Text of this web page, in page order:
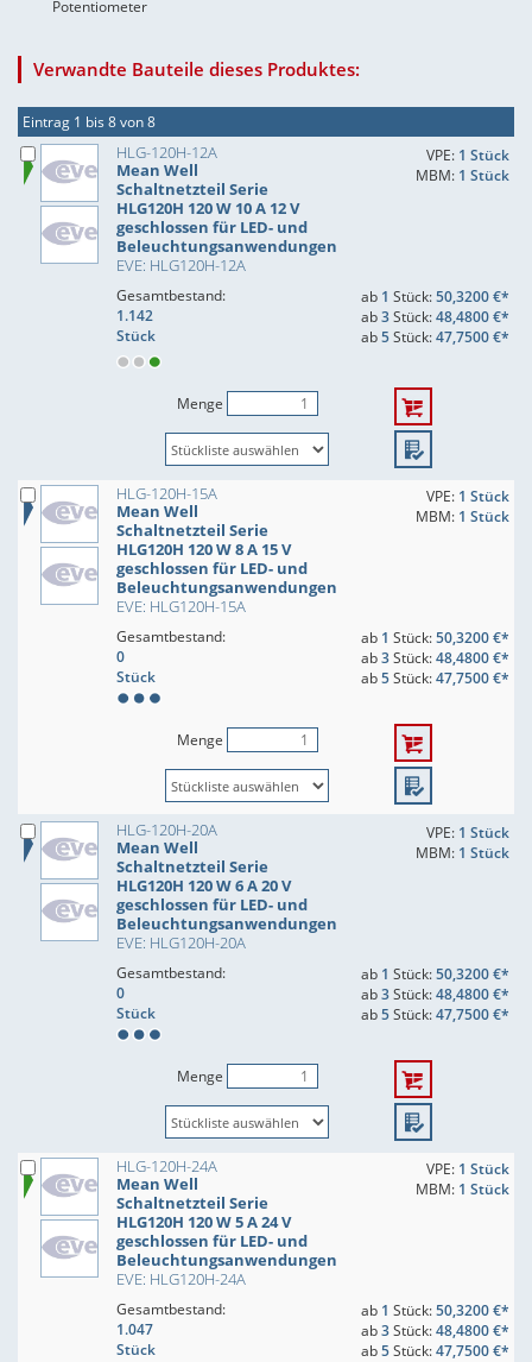
Potentiometer
Verwandte Bauteile dieses Produktes:
Eintrag 1 bis 8 von 8
HLG-120H-12A
Mean Well
Schaltnetzteil Serie
HLG120H 120 W 10 A 12 V
geschlossen für LED- und
Beleuchtungsanwendungen
EVE: HLG120H-12A
VPE: 1 Stück
MBM: 1 Stück
Gesamtbestand:
1.142
Stück
ab 1 Stück:50,3200 €*
ab3Stück:48,4800 €*
ab5Stück:47,7500 €*
Menge
HLG-120H-15A
Mean Well
Schaltnetzteil Serie
HLG120H 120 W 8 A 15 V
geschlossen für LED- und
Beleuchtungsanwendungen
EVE: HLG120H-15A
VPE: 1 Stück
MBM: 1 Stück
Gesamtbestand:
0
Stück
ab 1 Stück:50,3200 €*
ab3Stück:48,4800 €*
ab5Stück:47,7500 €*
Menge
HLG-120H-20A
Mean Well
Schaltnetzteil Serie
HLG120H 120 W 6 A 20 V
geschlossen für LED- und
Beleuchtungsanwendungen
EVE: HLG120H-20A
VPE: 1 Stück
MBM: 1 Stück
Gesamtbestand:
0
Stück
ab 1 Stück:50,3200 €*
ab3Stück:48,4800 €*
ab5Stück:47,7500 €*
Menge
HLG-120H-24A
Mean Well
Schaltnetzteil Serie
HLG120H 120 W 5 A 24 V
geschlossen für LED- und
Beleuchtungsanwendungen
EVE: HLG120H-24A
VPE: 1 Stück
MBM: 1 Stück
Gesamtbestand:
1.047
Stück
ab 1 Stück:50,3200 €*
ab3Stück:48,4800 €*
ab5Stück:47,7500 €*